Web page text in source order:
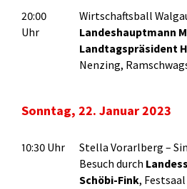
20:00
Uhr
Wirtschaftsball
Landeshauptmann
Landtagspräsident
Nenzing,
Sonntag, 22. Januar 2023
10:30 Uhr
Stella Vorarlberg –
Besuch durch
Schöbi-Fink,